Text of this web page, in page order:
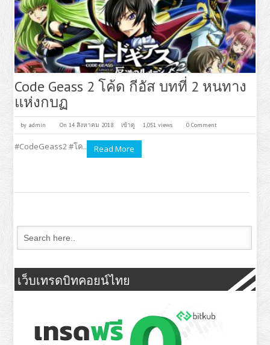
Code Geass 2 โค้ด กีอัส บทที่ 2 หนทาง
แห่งกบฏ
by admin On 14 สิงหาคม 2018 เข้าดู 1,051 views 0 Comment
#CodeGeass2 #โค.. Read More
เว็บเทรดบิทคอยน์ไทย